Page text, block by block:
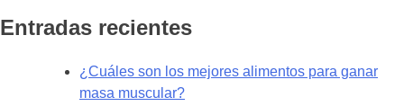
Entradas recientes
¿Cuáles son los mejores alimentos para ganar
masa muscular?